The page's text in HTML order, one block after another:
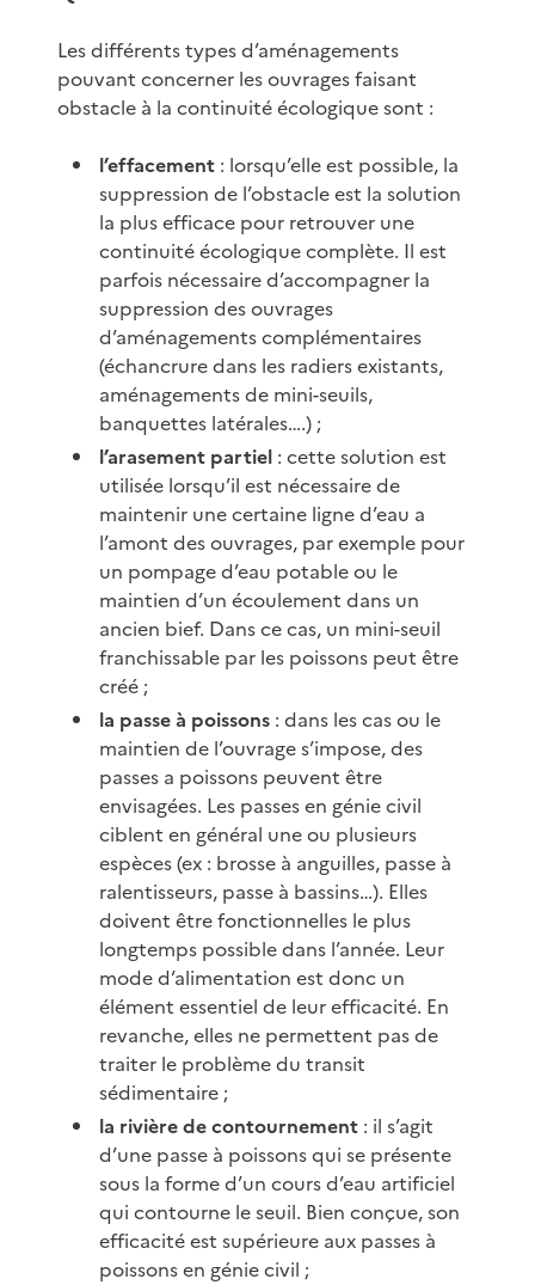
Les différents types d’aménagements
pouvant concerner les ouvrages faisant
obstacle à la continuité écologique sont :
l’effacement : lorsqu’elle est possible, la
suppression de l’obstacle est la solution
la plus efficace pour retrouver une
continuité écologique complète. Il est
parfois nécessaire d’accompagner la
suppression des ouvrages
d’aménagements complémentaires
(échancrure dans les radiers existants,
aménagements de mini-seuils,
banquettes latérales….) ;
l’arasement partiel : cette solution est
utilisée lorsqu’il est nécessaire de
maintenir une certaine ligne d’eau a
l’amont des ouvrages, par exemple pour
un pompage d’eau potable ou le
maintien d’un écoulement dans un
ancien bief. Dans ce cas, un mini-seuil
franchissable par les poissons peut être
créé ;
la passe à poissons : dans les cas ou le
maintien de l’ouvrage s’impose, des
passes a poissons peuvent être
envisagées. Les passes en génie civil
ciblent en général une ou plusieurs
espèces (ex : brosse à anguilles, passe à
ralentisseurs, passe à bassins…). Elles
doivent être fonctionnelles le plus
longtemps possible dans l’année. Leur
mode d’alimentation est donc un
élément essentiel de leur efficacité. En
revanche, elles ne permettent pas de
traiter le problème du transit
sédimentaire ;
la rivière de contournement : il s’agit
d’une passe à poissons qui se présente
sous la forme d’un cours d’eau artificiel
qui contourne le seuil. Bien conçue, son
efficacité est supérieure aux passes à
poissons en génie civil ;